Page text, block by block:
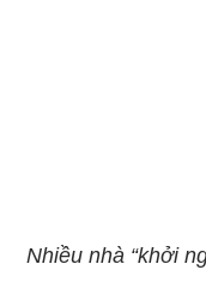
Nhiều nhà “khởi